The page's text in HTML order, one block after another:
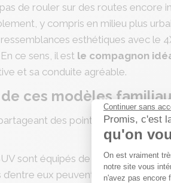
de rouler sur des routes
y compris en milieu plus
esthétiques avec le
ce sens, il est le compagnon
et sa conduite agréable.
ces modèles
des points communs
sont équipés de
2 roues
eux peuvent posséder une
Continuer sans
Promis, c'est
qu'on
On est vraiment
notre site vous
n'avez pas encore